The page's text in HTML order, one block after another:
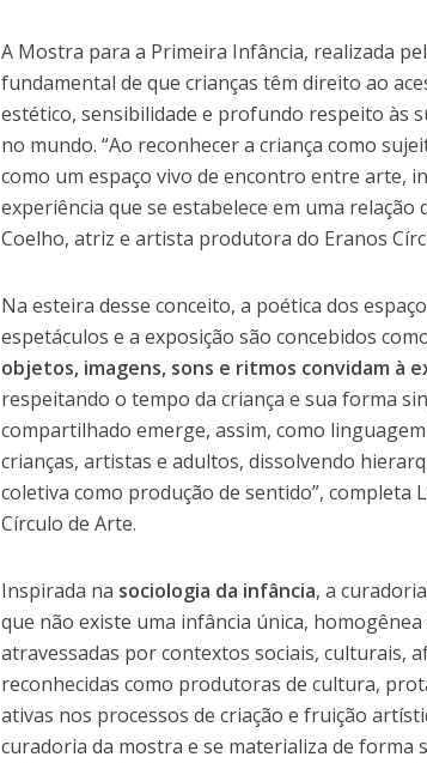
A Mostra para a Primeira Infância, realizada
fundamental de que crianças têm direito ao
estético, sensibilidade e profundo respeito às
no mundo. “Ao reconhecer a criança como
como um espaço vivo de encontro entre arte,
experiência que se estabelece em uma relação
Coelho, atriz e artista produtora do Eranos
Na esteira desse conceito, a poética dos
espetáculos e a exposição são concebidos
objetos, imagens, sons e ritmos convidam à
respeitando o tempo da criança e sua forma
compartilhado emerge, assim, como
crianças, artistas e adultos, dissolvendo
coletiva como produção de sentido”,
Círculo de Arte.
Inspirada na sociologia da infância, a
que não existe uma infância única,
atravessadas por contextos sociais, culturais,
reconhecidas como produtoras de cultura,
ativas nos processos de criação e fruição
curadoria da mostra e se materializa de forma